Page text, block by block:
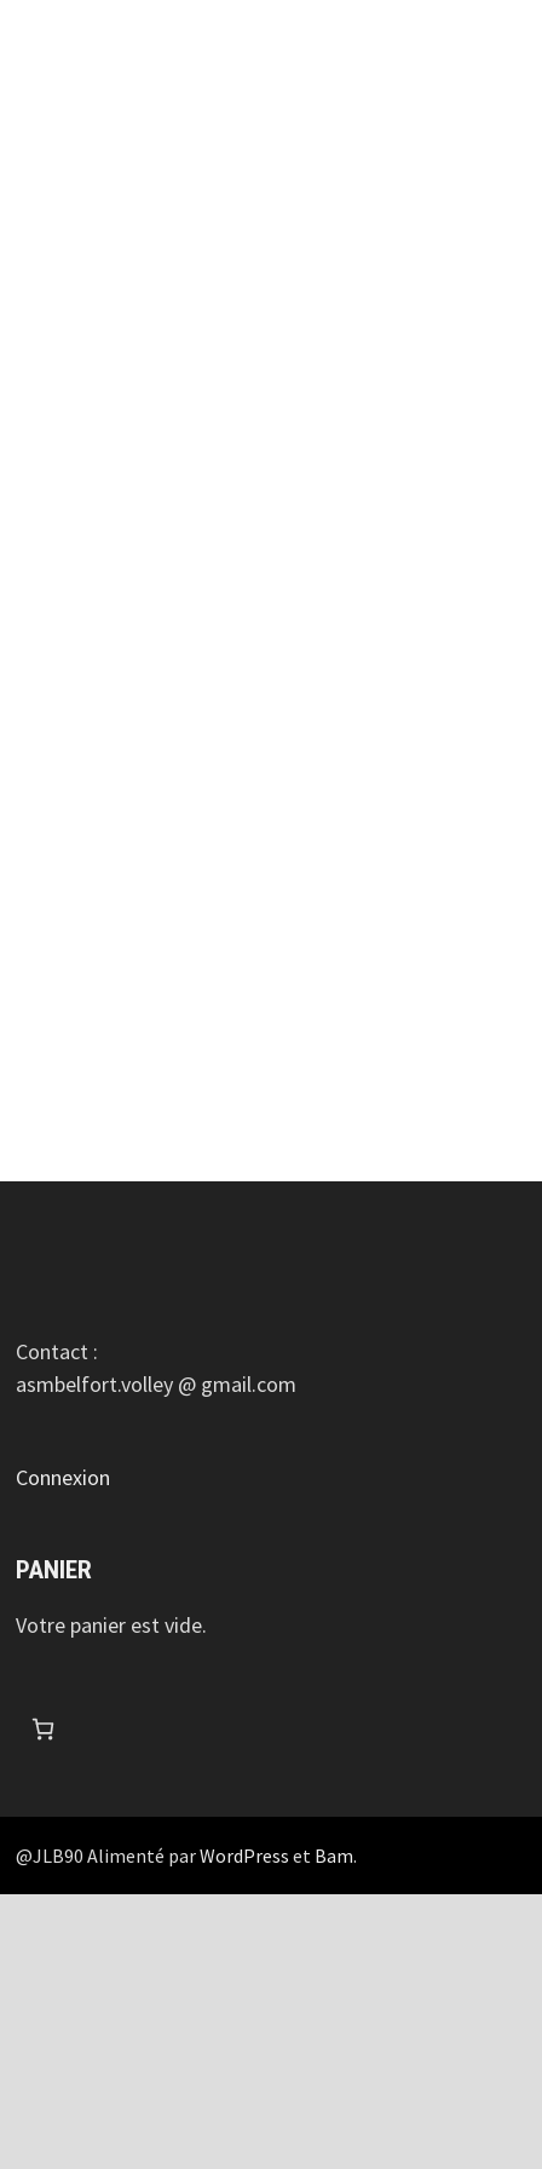
Contact :
asmbelfort.volley @ gmail.com
Connexion
PANIER
Votre panier est vide.
@JLB90 Alimenté parWordPress et Bam.